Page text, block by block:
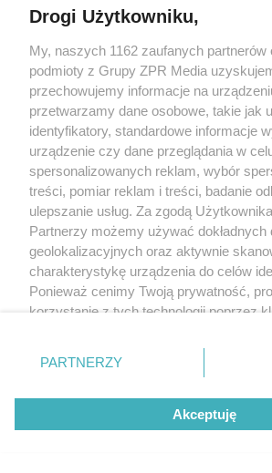
Drogi Użytkowniku,
My, naszych 1162 zaufanych partnerów
podmioty z Grupy ZPR Media
przechowujemy informacje na
przetwarzamy dane osobowe, takie jak
identyfikatory, standardowe informacje
urządzenie czy dane przeglądania w
spersonalizowanych reklam, wybór
treści, pomiar reklam i treści, badanie
ulepszanie usług. Za zgodą
Partnerzy możemy używać dokładnych
geolokalizacyjnych oraz aktywnie
charakterystykę urządzenia do celów
Ponieważ cenimy Twoją prywatność,
korzystanie z tych technologii poprzez
zmienić/wycofać klikając przycisk
znajdujący się w lewym dolnym rogu
rodzaje przetwarzania danych nie
użytkownika, ale masz prawo
przetwarzaniu. Preferencje będą miały
PARTNERZY
Akceptuję